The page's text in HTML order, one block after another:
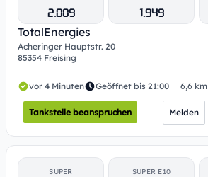
2.009 1.949
TotalEnergies
Acheringer Hauptstr. 20
85354 Freising
vor 4 Minuten Geöffnet bis 21:00 6,6 km
Tankstelle beanspruchen Melden
SUPER SUPER E10